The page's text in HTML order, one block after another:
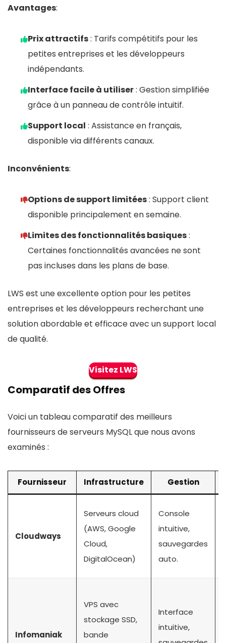
Avantages:
Prix attractifs: Tarifs compétitifs pour les
petites entreprises et les développeurs
indépendants.
Interface facile à utiliser: Gestion simplifiée
grâce à un panneau de contrôle intuitif.
Support local : Assistance en français,
disponible via différents canaux.
Inconvénients:
Options de support limitées: Support client
disponible principalement en semaine.
Limites des fonctionnalités basiques:
Certaines fonctionnalités avancées ne sont
pas incluses dans les plans de base.
LWS est une excellente option pour les petites
entreprises et les développeurs recherchant une
solution abordable et efficace avec un support local
de qualité.
Visitez LWS
Comparatif des Offres
Voici un tableau comparatif des meilleurs
fournisseurs de serveurs MySQL que nous avons
examinés :
Fournisseur Infrastructure Gestion
Cloudways
Serveurs cloud
(AWS, Google
Cloud,
DigitalOcean)
Console
intuitive,
sauvegardes
auto.
Infomaniak
VPS avec
stockage SSD,
bande
Interface
intuitive,